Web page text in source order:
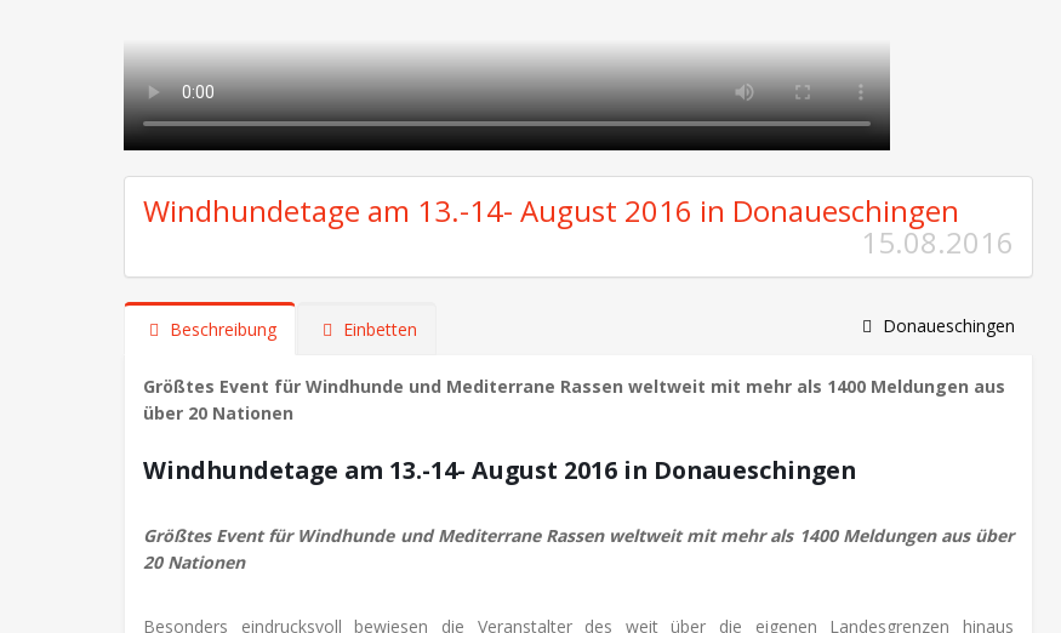
Windhundetage am 13.-14- August 2016 in Donaueschingen
15.08.2016
Beschreibung Einbetten Donaueschingen
Größtes Event für Windhunde und Mediterrane Rassen weltweit mit mehr als 1400 Meldungen aus
über 20 Nationen
Windhundetage am 13.-14- August 2016 in Donaueschingen
Größtes Event für Windhunde und Mediterrane Rassen weltweit mit mehr als 1400 Meldungen aus über
20 Nationen
Besonders eindrucksvoll bewiesen die Veranstalter des weit über die eigenen Landesgrenzen hinaus